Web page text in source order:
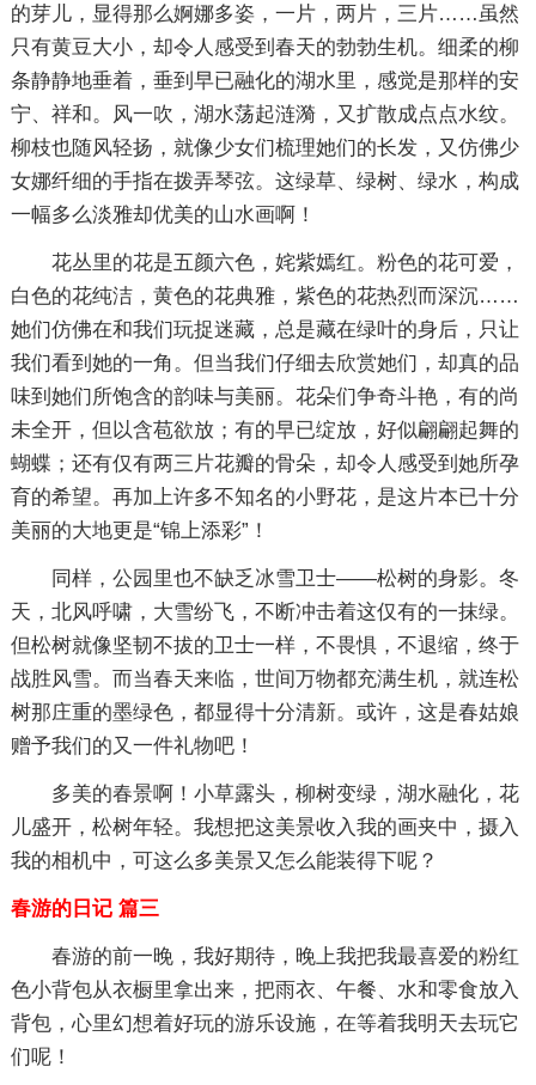
的芽儿，显得那么婀娜多姿，一片，两片，三片……虽然
只有黄豆大小，却令人感受到春天的勃勃生机。细柔的柳
条静静地垂着，垂到早已融化的湖水里，感觉是那样的安
宁、祥和。风一吹，湖水荡起涟漪，又扩散成点点水纹。
柳枝也随风轻扬，就像少女们梳理她们的长发，又仿佛少
女娜纤细的手指在拨弄琴弦。这绿草、绿树、绿水，构成
一幅多么淡雅却优美的山水画啊！
花丛里的花是五颜六色，姹紫嫣红。粉色的花可爱，
白色的花纯洁，黄色的花典雅，紫色的花热烈而深沉……
她们仿佛在和我们玩捉迷藏，总是藏在绿叶的身后，只让
我们看到她的一角。但当我们仔细去欣赏她们，却真的品
味到她们所饱含的韵味与美丽。花朵们争奇斗艳，有的尚
未全开，但以含苞欲放；有的早已绽放，好似翩翩起舞的
蝴蝶；还有仅有两三片花瓣的骨朵，却令人感受到她所孕
育的希望。再加上许多不知名的小野花，是这片本已十分
美丽的大地更是“锦上添彩”！
同样，公园里也不缺乏冰雪卫士——松树的身影。冬
天，北风呼啸，大雪纷飞，不断冲击着这仅有的一抹绿。
但松树就像坚韧不拔的卫士一样，不畏惧，不退缩，终于
战胜风雪。而当春天来临，世间万物都充满生机，就连松
树那庄重的墨绿色，都显得十分清新。或许，这是春姑娘
赠予我们的又一件礼物吧！
多美的春景啊！小草露头，柳树变绿，湖水融化，花
儿盛开，松树年轻。我想把这美景收入我的画夹中，摄入
我的相机中，可这么多美景又怎么能装得下呢？
春游的日记 篇三
春游的前一晚，我好期待，晚上我把我最喜爱的粉红
色小背包从衣橱里拿出来，把雨衣、午餐、水和零食放入
背包，心里幻想着好玩的游乐设施，在等着我明天去玩它
们呢！